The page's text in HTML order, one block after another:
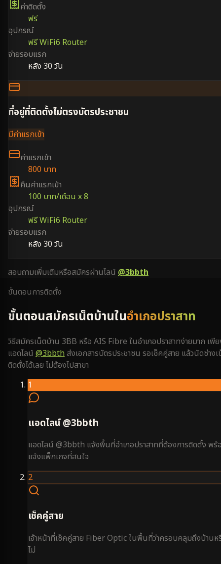
ค่าติดตั้ง
ฟรี
อุปกรณ์
ฟรี WiFi6 Router
จ่ายรอบแรก
หลัง 30 วัน
ที่อยู่ที่ติดตั้งไม่ตรงบัตรประชาชน
มีค่าแรกเข้า
ค่าแรกเข้า
800 บาท
คืนค่าแรกเข้า
100 บาท/เดือน x 8
อุปกรณ์
ฟรี WiFi6 Router
จ่ายรอบแรก
หลัง 30 วัน
สอบถามเพิ่มเติมหรือสมัครผ่านไลน์ @3bbth
ขั้นตอนการติดตั้ง
ขั้นตอนสมัครเน็ตบ้านในอำเภอปราสาท
วิธีสมัครเน็ตบ้าน 3BB หรือ AIS Fibre ในอำเภอปราสาทง่ายมาก เพี
แอดไลน์ @3bbthส่งเอกสารบัตรประชาชน รอเช็คคู่สาย แล้วนัดช่างเ
ติดตั้งได้เลย ไม่ต้องไปสาขา
1
แอดไลน์ @3bbth
แอดไลน์ @3bbth แจ้งพื้นที่อำเภอปราสาทที่ต้องการติดตั้ง พร้
แจ้งแพ็กเกจที่สนใจ
2
เช็คคู่สาย
เจ้าหน้าที่เช็คคู่สาย Fiber Optic ในพื้นที่ว่าครอบคลุมถึงบ้านห
ไม่